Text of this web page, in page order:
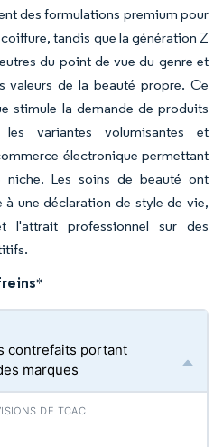
des formulations premium pour
tandis que la génération Z
du point de vue du genre et
valeurs de la beauté propre. Ce
stimule la demande de produits
les variantes volumisantes et
électronique permettant
niche. Les soins de beauté ont
une déclaration de style de vie,
l'attrait professionnel sur des
*
contrefaits portant
marques